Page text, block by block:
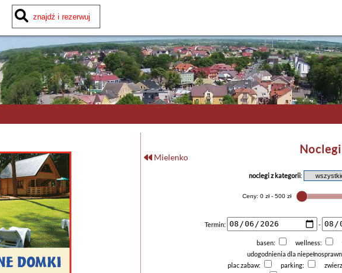
Mielenko
noclegi z kategorii:
Termin: -
basen: wellness:
udogodnienia dla
plac zabaw:
parking: